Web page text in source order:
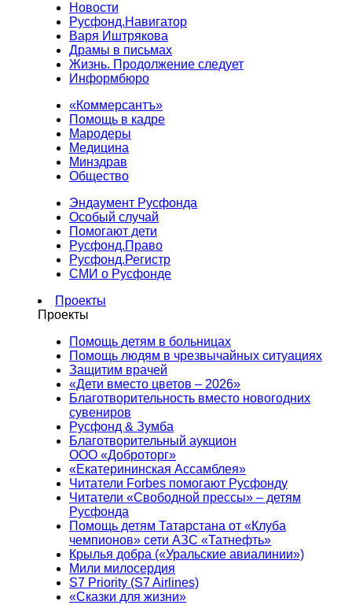
Новости
Русфонд.Навигатор
Варя Иштрякова
Драмы в письмах
Жизнь. Продолжение следует
Информбюро
«Коммерсантъ»
Помощь в кадре
Мародеры
Медицина
Минздрав
Общество
Эндаумент Русфонда
Особый случай
Помогают дети
Русфонд.Право
Русфонд.Регистр
СМИ о Русфонде
Проекты
Проекты
Помощь детям в больницах
Помощь людям в чрезвычайных ситуациях
Защитим врачей
«Дети вместо цветов – 2026»
Благотворительность вместо новогодних
сувениров
Русфонд & Зумба
Благотворительный аукцион
ООО «Доброторг»
«Екатерининская Ассамблея»
Читатели Forbes помогают Русфонду
Читатели «Свободной прессы» – детям
Русфонда
Помощь детям Татарстана от «Клуба
чемпионов» сети АЗС «Татнефть»
Крылья добра («Уральские авиалинии»)
Мили милосердия
S7 Priority (S7 Airlines)
«Сказки для жизни»